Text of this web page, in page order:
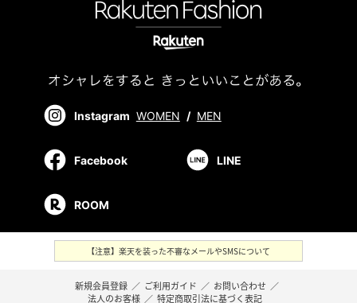
Instagram WOMEN / MEN
Facebook LINE
ROOM
【注意】楽天を装った不審なメールやSMSについて
新規会員登録 ／ ご利用ガイド ／ お問い合わせ ／
法人のお客様 ／ 特定商取引法に基づく表記